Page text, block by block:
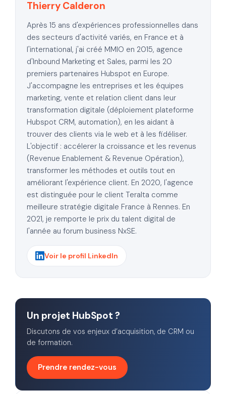
Thierry Calderon
Après 15 ans d'expériences professionnelles dans
des secteurs d'activité variés, en France et à
l'international, j'ai créé MMIO en 2015, agence
d'Inbound Marketing et Sales, parmi les 20
premiers partenaires Hubspot en Europe.
J'accompagne les entreprises et les équipes
marketing, vente et relation client dans leur
transformation digitale (déploiement plateforme
Hubspot CRM, automation), en les aidant à
trouver des clients via le web et à les fidéliser.
L'objectif : accélerer la croissance et les revenus
(Revenue Enablement & Revenue Opération),
transformer les méthodes et outils tout en
améliorant l'expérience client. En 2020, l'agence
est distinguée pour le client Teralta comme
meilleure stratégie digitale France à Rennes. En
2021, je remporte le prix du talent digital de
l'année au forum business NxSE.
Voir le profil LinkedIn
Un projet HubSpot ?
Discutons de vos enjeux d’acquisition, de CRM ou
de formation.
Prendre rendez-vous